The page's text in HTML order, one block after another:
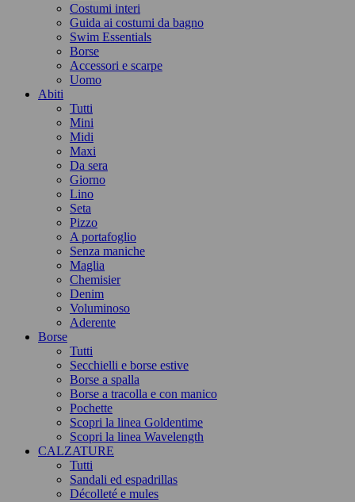
Costumi interi
Guida ai costumi da bagno
Swim Essentials
Borse
Accessori e scarpe
Uomo
Abiti
Tutti
Mini
Midi
Maxi
Da sera
Giorno
Lino
Seta
Pizzo
A portafoglio
Senza maniche
Maglia
Chemisier
Denim
Voluminoso
Aderente
Borse
Tutti
Secchielli e borse estive
Borse a spalla
Borse a tracolla e con manico
Pochette
Scopri la linea Goldentime
Scopri la linea Wavelength
CALZATURE
Tutti
Sandali ed espadrillas
Décolleté e mules